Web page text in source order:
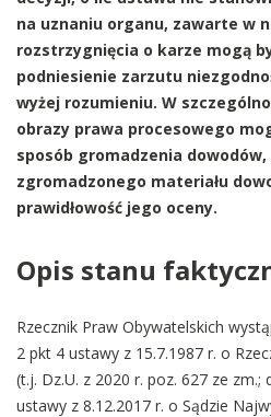
na uznaniu organu, zawarte w
rozstrzygnięcia o karze mogą
podniesienie zarzutu
wyżej rozumieniu. W
obrazy prawa procesowego
sposób gromadzenia
zgromadzonego materiału
prawidłowość jego oceny.
Opis stanu
Rzecznik Praw Obywatelskich
2 pkt 4 ustawy z 15.7.1987 r. o
(t.j. Dz.U. z 2020 r. poz. 627 ze zm.;
ustawy z 8.12.2017 r. o Sądzie